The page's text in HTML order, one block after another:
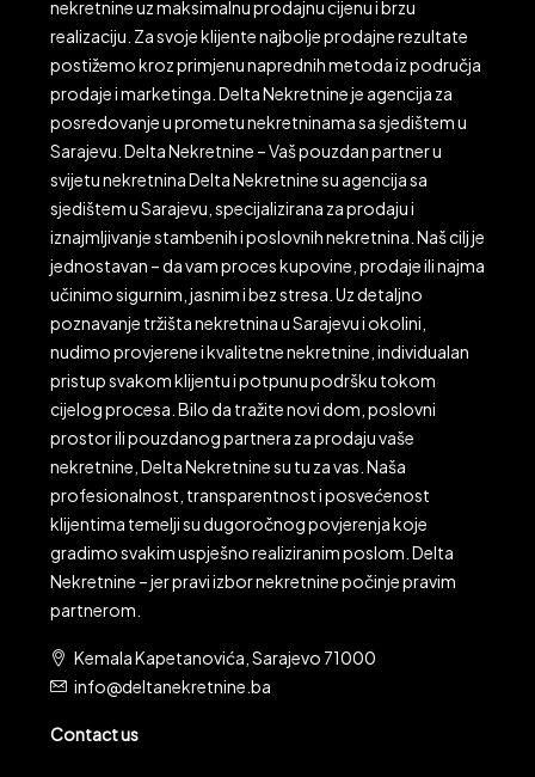
nekretnine uz maksimalnu prodajnu cijenu i brzu
realizaciju. Za svoje klijente najbolje prodajne rezultate
postižemo kroz primjenu naprednih metoda iz područja
prodaje i marketinga. Delta Nekretnine je agencija za
posredovanje u prometu nekretninama sa sjedištem u
Sarajevu. Delta Nekretnine – Vaš pouzdan partner u
svijetu nekretnina Delta Nekretnine su agencija sa
sjedištem u Sarajevu, specijalizirana za prodaju i
iznajmljivanje stambenih i poslovnih nekretnina. Naš cilj je
jednostavan – da vam proces kupovine, prodaje ili najma
učinimo sigurnim, jasnim i bez stresa. Uz detaljno
poznavanje tržišta nekretnina u Sarajevu i okolini,
nudimo provjerene i kvalitetne nekretnine, individualan
pristup svakom klijentu i potpunu podršku tokom
cijelog procesa. Bilo da tražite novi dom, poslovni
prostor ili pouzdanog partnera za prodaju vaše
nekretnine, Delta Nekretnine su tu za vas. Naša
profesionalnost, transparentnost i posvećenost
klijentima temelji su dugoročnog povjerenja koje
gradimo svakim uspješno realiziranim poslom. Delta
Nekretnine – jer pravi izbor nekretnine počinje pravim
partnerom.
Kemala Kapetanovića, Sarajevo 71000
info@deltanekretnine.ba
Contact us